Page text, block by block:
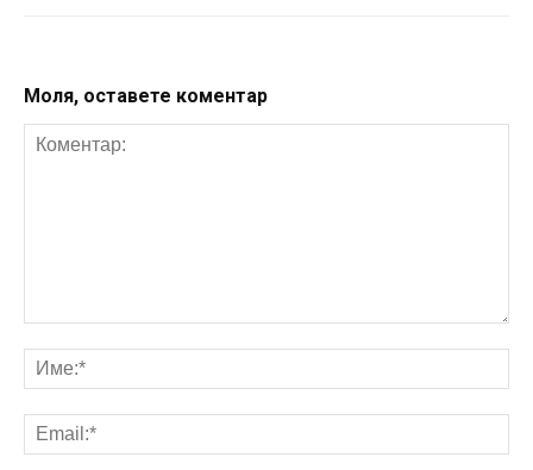
Моля, оставете коментар